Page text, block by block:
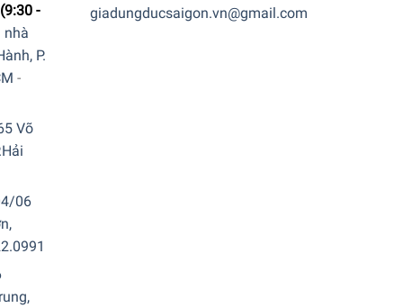
-
nhà
P.
-
Võ
06
giadungducsaigon.vn@gmail.com